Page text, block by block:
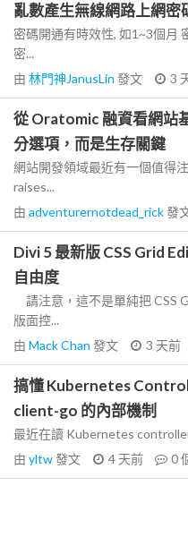
亂數產生無線網路上網密
密碼開通有時效性, 如1~3個月
密...
由 林門神JanusLin 發文 3
從 Oratomic 融資看網站
分選項，而是生存關鍵
網站開發領域最近有一個值得
raises...
由 adventurernotdead_rick發
Divi 5 最新版 CSS Grid
自由度
請注意，這不是單純把 CSS
版面控...
由 Mack Chan 發文 3 天前
搞懂 Kubernetes
client-go 的內部機制
最近在讀 Kubernetes
由 yltw發文 4 天前 0